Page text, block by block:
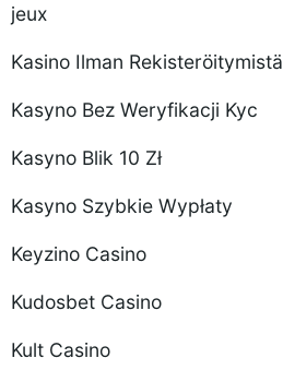
jeux
Kasino Ilman Rekisteröitymistä
Kasyno Bez Weryfikacji Kyc
Kasyno Blik 10 Zł
Kasyno Szybkie Wypłaty
Keyzino Casino
Kudosbet Casino
Kult Casino